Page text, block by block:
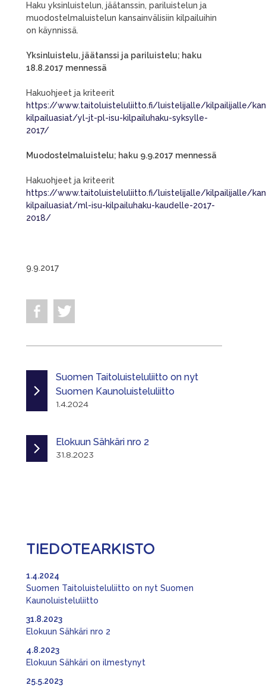
Haku yksinluistelun, jäätanssin, pariluistelun ja
muodostelmaluistelun kansainvälisiin kilpailuihin
on käynnissä.
Yksinluistelu, jäätanssi ja pariluistelu; haku
18.8.2017 mennessä
Hakuohjeet ja kriteerit
https://www.taitoluisteluliitto.fi/luistelijalle/kilpailijalle/
kilpailuasiat/yl-jt-pl-isu-kilpailuhaku-syksylle-
2017/
Muodostelmaluistelu; haku 9.9.2017 mennessä
Hakuohjeet ja kriteerit
https://www.taitoluisteluliitto.fi/luistelijalle/kilpailijalle/
kilpailuasiat/ml-isu-kilpailuhaku-kaudelle-2017-
2018/
9.9.2017
Suomen Taitoluisteluliitto on nyt
Suomen Kaunoluisteluliitto
1.4.2024
Elokuun Sähkäri nro 2
31.8.2023
TIEDOTEARKISTO
Suomen Taitoluisteluliitto on nyt Suomen
Kaunoluisteluliitto
1.4.2024
Elokuun Sähkäri nro 2
31.8.2023
Elokuun Sähkäri on ilmestynyt
4.8.2023
25.5.2023